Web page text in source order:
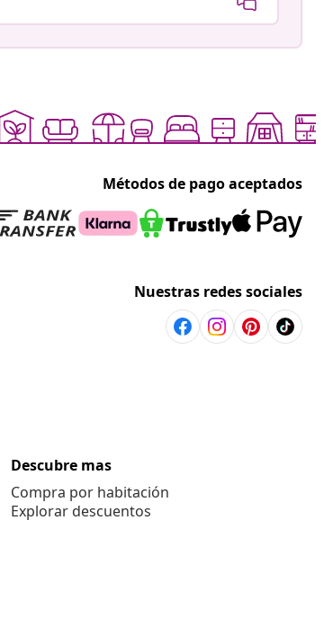
Métodos de pago aceptados
Nuestras redes sociales
Descubre mas
Compra por habitación
Explorar descuentos